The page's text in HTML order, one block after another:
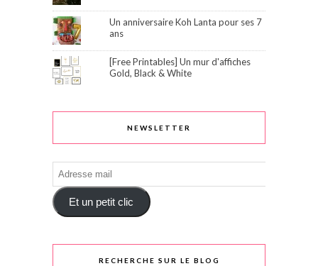
Un anniversaire Koh Lanta pour ses 7
ans
[Free Printables] Un mur d'affiches
Gold, Black & White
NEWSLETTER
Adresse
mail
Et un petit clic
RECHERCHE SUR LE BLOG